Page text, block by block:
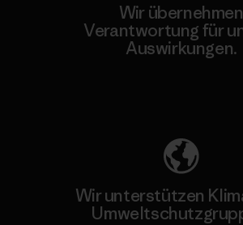
Wir übernehmen
Verantwortung für
Auswirkungen.
Wir unterstützen